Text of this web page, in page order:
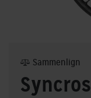
Syncros
Sammenlign